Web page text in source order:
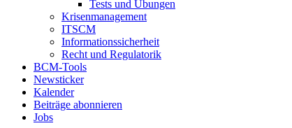
Tests und Übungen
Krisenmanagement
ITSCM
Informationssicherheit
Recht und Regulatorik
BCM-Tools
Newsticker
Kalender
Beiträge abonnieren
Jobs